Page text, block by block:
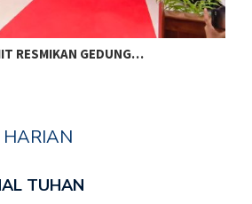
RESMIKAN GEDUNG…
TUHAN